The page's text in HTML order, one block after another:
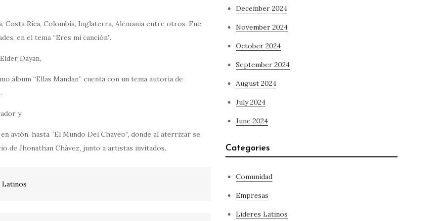
Costa Rica, Colombia, Inglaterra, Alemania entre otros. Fue
en el tema “Eres mi canción”.
Dayan,
álbum “Ellas Mandan” cuenta con un tema autoría de
y
avión, hasta “El Mundo Del Chaveo”, donde al aterrizar se
de Jhonathan Chávez, junto a artistas invitados.
December 2024
November 2024
October 2024
September 2024
August 2024
July 2024
June 2024
Categories
Comunidad
Empresas
Lideres Latinos